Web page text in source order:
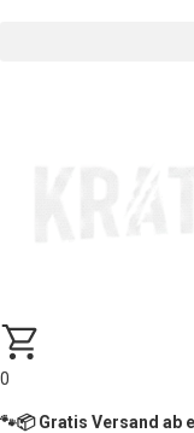
0
🐾📦 Gratis Versand ab